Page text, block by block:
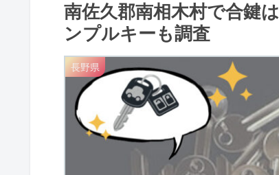
南佐久郡南相木村で合鍵
ンプルキーも調査
長野県